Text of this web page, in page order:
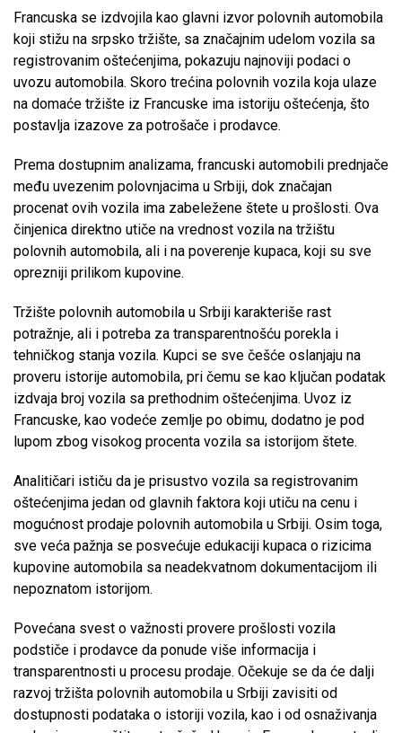
Francuska se izdvojila kao glavni izvor polovnih automobila
koji stižu na srpsko tržište, sa značajnim udelom vozila sa
registrovanim oštećenjima, pokazuju najnoviji podaci o
uvozu automobila. Skoro trećina polovnih vozila koja ulaze
na domaće tržište iz Francuske ima istoriju oštećenja, što
postavlja izazove za potrošače i prodavce.
Prema dostupnim analizama, francuski automobili prednjače
među uvezenim polovnjacima u Srbiji, dok značajan
procenat ovih vozila ima zabeležene štete u prošlosti. Ova
činjenica direktno utiče na vrednost vozila na tržištu
polovnih automobila, ali i na poverenje kupaca, koji su sve
oprezniji prilikom kupovine.
Tržište polovnih automobila u Srbiji karakteriše rast
potražnje, ali i potreba za transparentnošću porekla i
tehničkog stanja vozila. Kupci se sve češće oslanjaju na
proveru istorije automobila, pri čemu se kao ključan podatak
izdvaja broj vozila sa prethodnim oštećenjima. Uvoz iz
Francuske, kao vodeće zemlje po obimu, dodatno je pod
lupom zbog visokog procenta vozila sa istorijom štete.
Analitičari ističu da je prisustvo vozila sa registrovanim
oštećenjima jedan od glavnih faktora koji utiču na cenu i
mogućnost prodaje polovnih automobila u Srbiji. Osim toga,
sve veća pažnja se posvećuje edukaciji kupaca o rizicima
kupovine automobila sa neadekvatnom dokumentacijom ili
nepoznatom istorijom.
Povećana svest o važnosti provere prošlosti vozila
podstiče i prodavce da ponude više informacija i
transparentnosti u procesu prodaje. Očekuje se da će dalji
razvoj tržišta polovnih automobila u Srbiji zavisiti od
dostupnosti podataka o istoriji vozila, kao i od osnaživanja